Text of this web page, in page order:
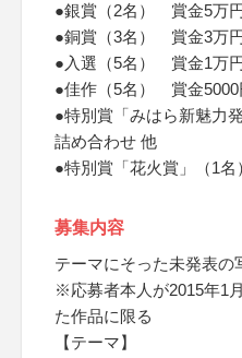
●銀賞（2名） 賞金5万
●銅賞（3名） 賞金3万
●入選（5名） 賞金1万
●佳作（5名） 賞金5000
●特別賞「みはら新魅力
詰め合わせ 他
●特別賞「花火賞」（1
募集内容
テーマにそった未発表の
※応募者本人が2015年1
た作品に限る
【テーマ】